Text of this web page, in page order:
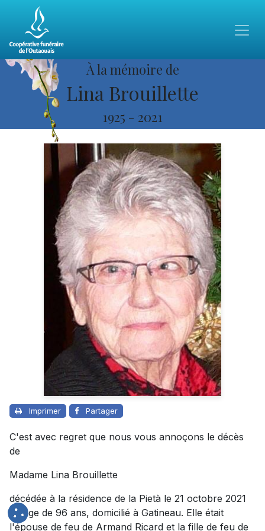
À la mémoire de
Lina Brouillette
1925 - 2021
Imprimer Partager
C'est avec regret que nous vous annoçons le décès
de
Madame Lina Brouillette
décédée à la résidence de la Pietà le 21 octobre 2021
à l'âge de 96 ans, domicilié à Gatineau. Elle était
l'épouse de feu de Armand Ricard et la fille de feu de